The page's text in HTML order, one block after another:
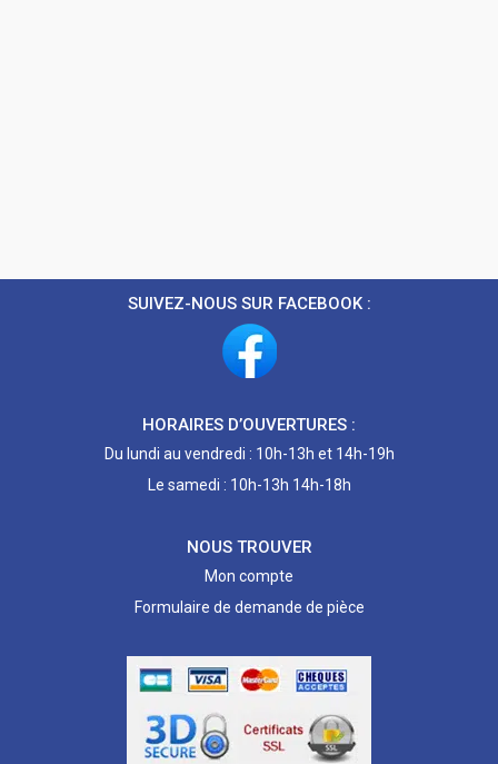
SUIVEZ-NOUS SUR FACEBOOK :
HORAIRES D’OUVERTURES :
Du lundi au vendredi : 10h-13h et 14h-19h
Le samedi : 10h-13h 14h-18h
NOUS TROUVER
Mon compte
Formulaire de demande de pièce